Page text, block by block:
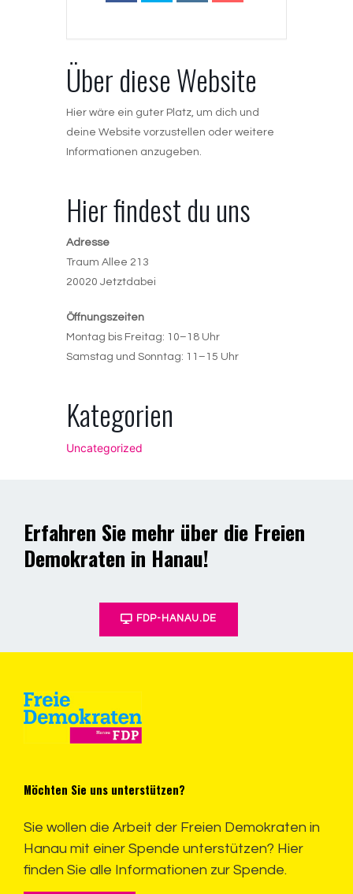
Über diese Website
Hier wäre ein guter Platz, um dich und
deine Website vorzustellen oder weitere
Informationen anzugeben.
Hier findest du uns
Adresse
Traum Allee 213
20020 Jetztdabei
Öffnungszeiten
Montag bis Freitag: 10–18 Uhr
Samstag und Sonntag: 11–15 Uhr
Kategorien
Uncategorized
Erfahren Sie mehr über die Freien
Demokraten in Hanau!
FDP-HANAU.DE
Möchten Sie uns unterstützen?
Sie wollen die Arbeit der Freien Demokraten in
Hanau mit einer Spende unterstützen? Hier
finden Sie alle Informationen zur Spende.